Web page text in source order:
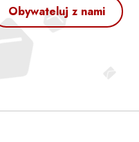
Obywateluj z nami